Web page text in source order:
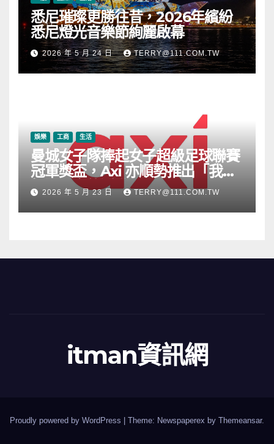
悉尼璀璨更勝往昔，2026年繽紛
悉尼燈光音樂節絢麗啟幕
2026 年 5 月 24 日 TERRY@111.COM.TW
娛樂 工商 生活
曼城女子隊捧起女子超級足球聯賽
冠軍獎盃，Axi 亦順勢推出「我的
根源」宣傳活動
2026 年 5 月 23 日 TERRY@111.COM.TW
itman資訊網
Proudly powered by WordPress Theme: Newspaperex by Themeansar.